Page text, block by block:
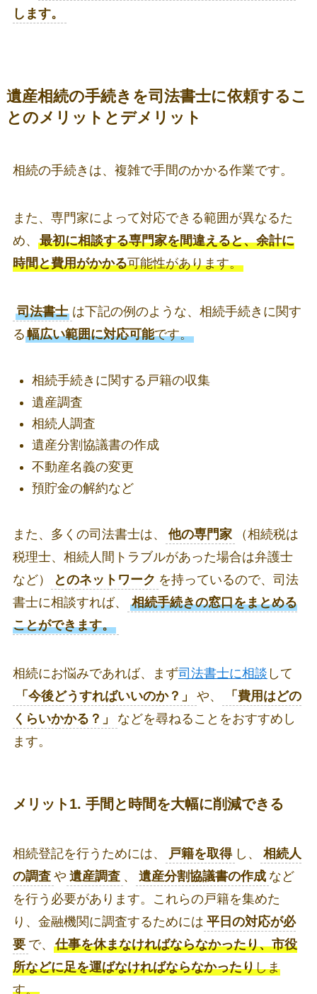
します。
遺産相続の手続きを司法書士に依頼するこ
とのメリットとデメリット
相続の手続きは、複雑で手間のかかる作業です。
また、専門家によって対応できる範囲が異なるた
め、 最初に相談する専門家を間違えると、余計に
時間と費用がかかる可能性があります。
司法書士 は下記の例のような、相続手続きに関す
る幅広い範囲に対応可能です。
相続手続きに関する戸籍の収集
遺産調査
相続人調査
遺産分割協議書の作成
不動産名義の変更
預貯金の解約など
また、多くの司法書士は、 他の専門家
（相続税は
税理士、相続人間トラブルがあった場合は弁護士
など）
とのネットワーク を持っているので、司法
書士に相談すれば、
相続手続きの窓口をまとめる
ことができます。
相続にお悩みであれば、まず司法書士に相談 して
「今後どうすればいいのか？」
や、
「費用はどの
くらいかかる？」
などを尋ねることをおすすめし
ます。
メリット1. 手間と時間を大幅に削減できる
相続登記を行うためには、 戸籍を取得 し、
相続人
の調査 や 遺産調査 、 遺産分割協議書の作成 など
を行う必要があります。これらの戸籍を集めた
り、金融機関に調査するためには 平日の対応が必
要 で、 仕事を休まなければならなかったり、市役
所などに足を運ばなければならなかったりしま
す。